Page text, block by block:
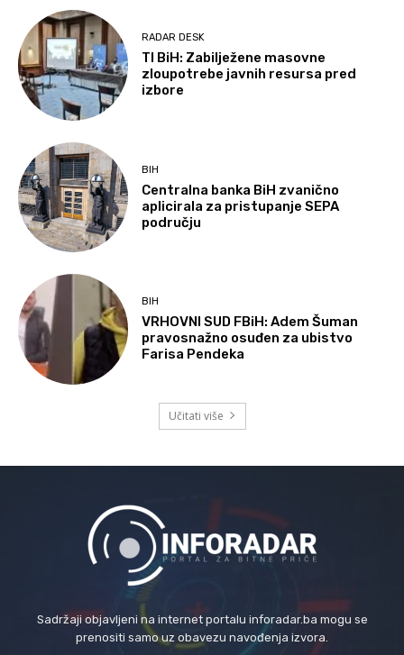
RADAR DESK
TI BiH: Zabilježene masovne
zloupotrebe javnih resursa pred
izbore
BIH
Centralna banka BiH zvanično
aplicirala za pristupanje SEPA
području
BIH
VRHOVNI SUD FBiH: Adem Šuman
pravosnažno osuđen za ubistvo
Farisa Pendeka
Učitati više
Sadržaji objavljeni na internet portalu inforadar.ba mogu se
prenositi samo uz obavezu navođenja izvora.